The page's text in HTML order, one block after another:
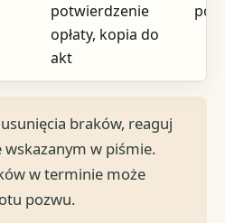
potwierdzenie
opłaty, kopia do
akt
braków, reaguj
wskazanym w piśmie.
w terminie może
pozwu.